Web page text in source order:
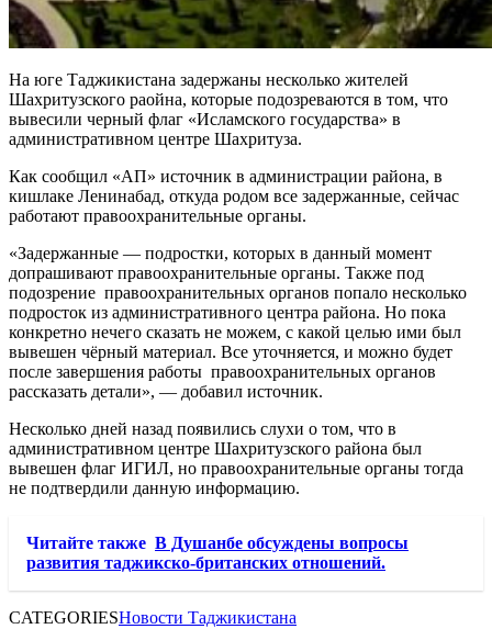
На юге Таджикистана задержаны несколько жителей
Шахритузского раойна, которые подозреваются в том, что
вывесили черный флаг «Исламского государства» в
административном центре Шахритуза.
Как сообщил «АП» источник в администрации района, в
кишлаке Ленинабад, откуда родом все задержанные, сейчас
работают правоохранительные органы.
«Задержанные — подростки, которых в данный момент
допрашивают правоохранительные органы. Также под
подозрение правоохранительных органов попало несколько
подросток из административного центра района. Но пока
конкретно нечего сказать не можем, с какой целью ими был
вывешен чёрный материал. Все уточняется, и можно будет
после завершения работы правоохранительных органов
рассказать детали», — добавил источник.
Несколько дней назад появились слухи о том, что в
административном центре Шахритузского района был
вывешен флаг ИГИЛ, но правоохранительные органы тогда
не подтвердили данную информацию.
Читайте также В Душанбе обсуждены вопросы
развития таджикско-британских отношений.
CATEGORIESНовости Таджикистана